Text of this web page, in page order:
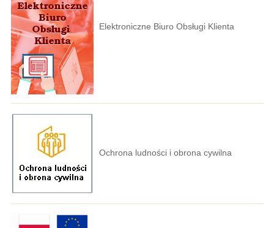
Elektroniczne Biuro Obsługi Klienta
Ochrona ludności i obrona cywilna